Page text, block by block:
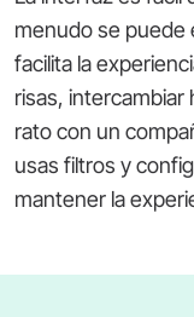
menudo se puede
facilita la
risas, intercambiar
rato con un
usas filtros y
mantener la